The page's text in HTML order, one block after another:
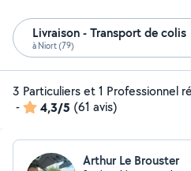
Livraison - Transport de colis
à Niort (79)
3 Particuliers et 1 Professionnel
-
4,3/5 (61 avis)
Arthur Le Brouster